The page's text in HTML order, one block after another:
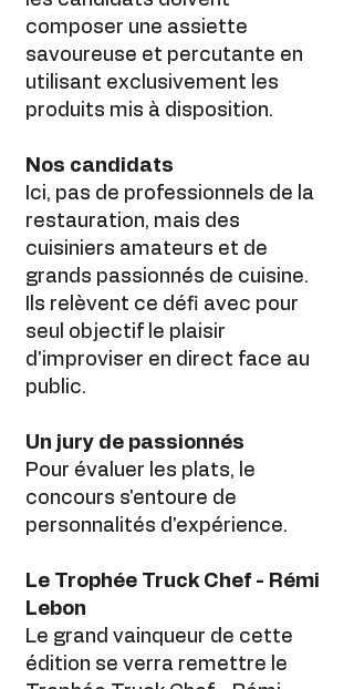
composer une assiette
savoureuse et percutante en
utilisant exclusivement les
produits mis à disposition.
Nos candidats
Ici, pas de professionnels de la
restauration, mais des
cuisiniers amateurs et de
grands passionnés de cuisine.
Ils relèvent ce défi avec pour
seul objectif le plaisir
d'improviser en direct face au
public.
Un jury de passionnés
Pour évaluer les plats, le
concours s'entoure de
personnalités d'expérience.
Le Trophée Truck Chef - Rémi
Lebon
Le grand vainqueur de cette
édition se verra remettre le